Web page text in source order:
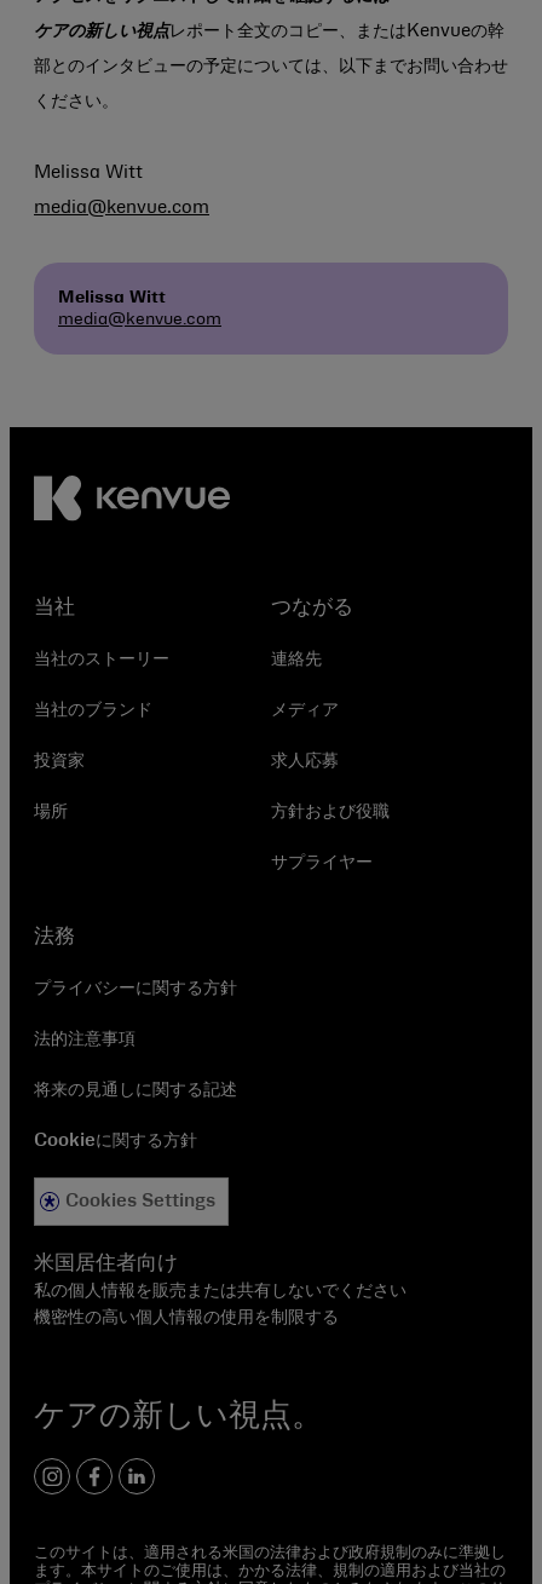
ケアの新しい視点 レポート全文のコピー、またはKenvueの幹
部とのインタビューの予定については、以下までお問い合わせ
ください。
Melissa Witt
media@kenvue.com
Melissa Witt
media@kenvue.com
ケアの新しい視点。
Instagram
Facebook
LinkedIn
当社
当社のストーリー
当社のブランド
投資家
場所
つながる
連絡先
メディア
求人応募
方針および役職
サプライヤー
法務
プライバシーに関する方針
法的注意事項
将来の見通しに関する記述
Cookieに関する方針
Cookies Settings
米国居住者向け
私の個人情報を販売または共有しないでください
機密性の高い個人情報の使用を制限する
このサイトは、適用される米国の法律および政府規制のみに準拠し
ます。本サイトのご使用は、かかる法律、規制の適用および当社の